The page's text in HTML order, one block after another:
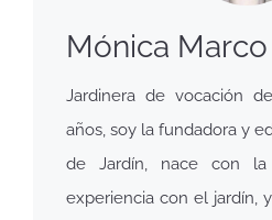
Mónica Marco
Jardinera de vocación
años, soy la fundadora y
de Jardín, nace con
experiencia con el jardín,